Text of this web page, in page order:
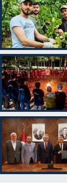
Tunceli
Uşak
Van
Yalova
Yozgat